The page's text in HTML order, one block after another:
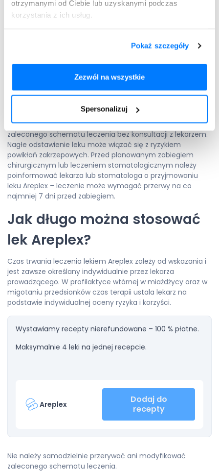
otrzymanymi od Ciebie lub uzyskanymi podczas
korzystania z ich usług.
Pokaż szczegóły
Zezwól na wszystkie
Spersonalizuj
W razie zaobserwowania jakichkolwiek niepokojących
Czy można samodzielnie
przerwać stosowanie leku
Areplex?
Nie należy samodzielnie przerywać ani modyfikować
zaleconego schematu leczenia bez konsultacji z lekarzem.
Nagłe odstawienie leku może wiązać się z ryzykiem
powikłań zakrzepowych. Przed planowanym zabiegiem
chirurgicznym lub leczeniem stomatologicznym należy
poinformować lekarza lub stomatologa o przyjmowaniu
leku Areplex – leczenie może wymagać przerwy na co
najmniej 7 dni przed zabiegiem.
Jak długo można stosować
lek Areplex?
Czas trwania leczenia lekiem Areplex zależy od wskazania i
jest zawsze określany indywidualnie przez lekarza
prowadzącego. W profilaktyce wtórnej w miażdżycy oraz w
migotaniu przedsionków czas terapii ustala lekarz na
podstawie indywidualnej oceny ryzyka i korzyści.
Wystawiamy recepty nierefundowane – 100 % płatne.
Maksymalnie 4 leki na jednej recepcie.
Areplex
Dodaj do
recepty
Nie należy samodzielnie przerywać ani modyfikować
zaleconego schematu leczenia.